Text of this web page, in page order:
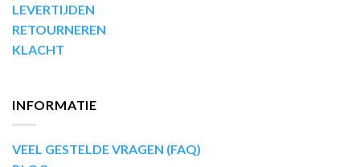
LEVERTIJDEN
RETOURNEREN
KLACHT
INFORMATIE
VEEL GESTELDE VRAGEN (FAQ)